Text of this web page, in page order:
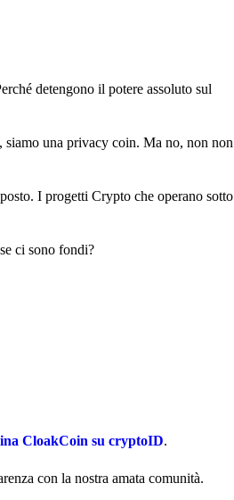
detengono il potere assoluto sul
siamo una privacy coin. Ma no, non non
I progetti Crypto che operano sotto
ci sono fondi?
CloakCoin su cryptoID.
con la nostra amata comunità.